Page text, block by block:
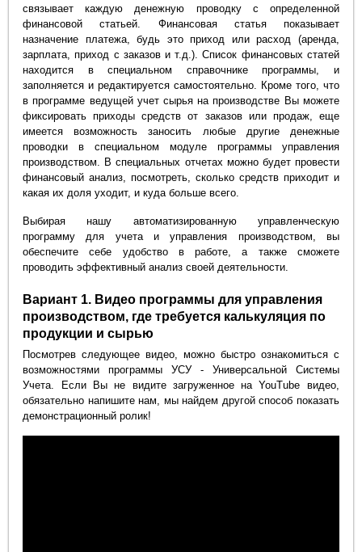
связывает каждую денежную проводку с определенной
финансовой статьей. Финансовая статья показывает
назначение платежа, будь это приход или расход (аренда,
зарплата, приход с заказов и т.д.). Список финансовых статей
находится в специальном справочнике программы, и
заполняется и редактируется самостоятельно. Кроме того, что
в программе ведущей учет сырья на производстве Вы можете
фиксировать приходы средств от заказов или продаж, еще
имеется возможность заносить любые другие денежные
проводки в специальном модуле программы управления
производством. В специальных отчетах можно будет провести
финансовый анализ, посмотреть, сколько средств приходит и
какая их доля уходит, и куда больше всего.
Выбирая нашу автоматизированную управленческую
программу для учета и управления производством, вы
обеспечите себе удобство в работе, а также сможете
проводить эффективный анализ своей деятельности.
Вариант 1. Видео программы для управления
производством, где требуется калькуляция по
продукции и сырью
Посмотрев следующее видео, можно быстро ознакомиться с
возможностями программы УСУ - Универсальной Системы
Учета. Если Вы не видите загруженное на YouTube видео,
обязательно напишите нам, мы найдем другой способ показать
демонстрационный ролик!